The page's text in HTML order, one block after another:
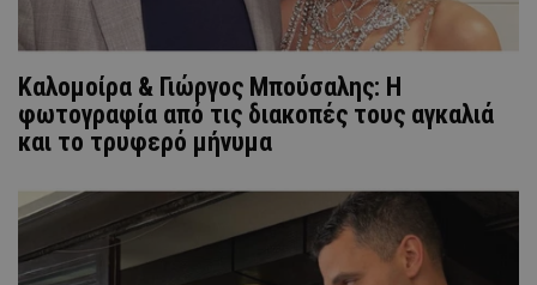
Καλομοίρα & Γιώργος Μπούσαλης: Η
φωτογραφία από τις διακοπές τους αγκαλιά
και το τρυφερό μήνυμα